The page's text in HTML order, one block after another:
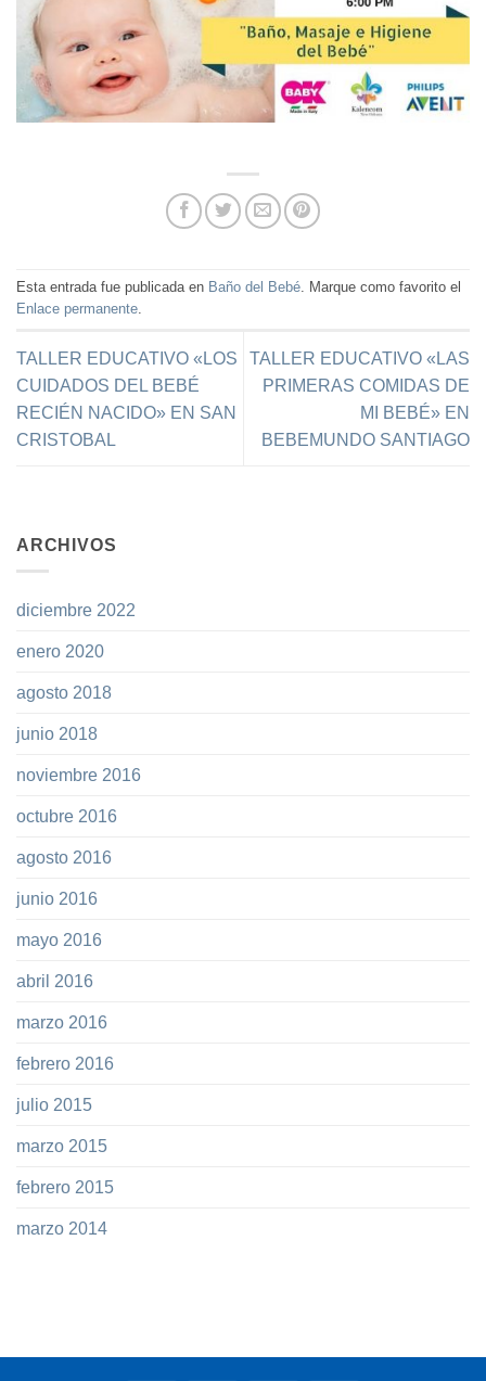
Esta entrada fue publicada en Baño del Bebé. Marque como favorito el
Enlace permanente.
TALLER EDUCATIVO «LOS
CUIDADOS DEL BEBÉ
RECIÉN NACIDO» EN SAN
CRISTOBAL
TALLER EDUCATIVO «LAS
PRIMERAS COMIDAS DE
MI BEBÉ» EN
BEBEMUNDO SANTIAGO
ARCHIVOS
diciembre 2022
enero 2020
agosto 2018
junio 2018
noviembre 2016
octubre 2016
agosto 2016
junio 2016
mayo 2016
abril 2016
marzo 2016
febrero 2016
julio 2015
marzo 2015
febrero 2015
marzo 2014